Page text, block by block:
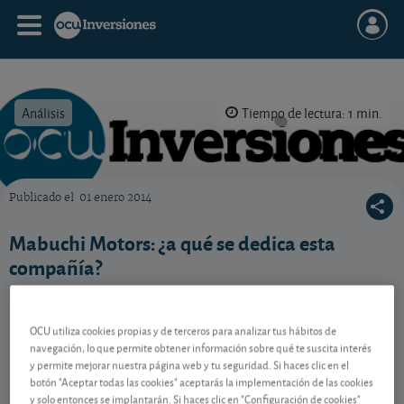
Análisis Tiempo de lectura: 1 min.
Publicado el 01 enero 2014
Mabuchi Motors: ¿a qué se dedica esta
compañía?
Contenido reservado a SOCIOS
OCU utiliza cookies propias y de terceros para analizar tus hábitos de
navegación, lo que permite obtener información sobre qué te suscita interés
y permite mejorar nuestra página web y tu seguridad. Si haces clic en el
botón "Aceptar todas las cookies" aceptarás la implementación de las cookies
y solo entonces se implantarán. Si haces clic en "Configuración de cookies"